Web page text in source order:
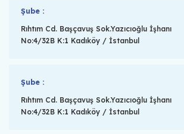
Şube :
Rıhtım Cd. Başçavuş Sok.Yazıcıoğlu İşhanı
No:4/32B K:1 Kadıköy / İstanbul
Şube :
Rıhtım Cd. Başçavuş Sok.Yazıcıoğlu İşhanı
No:4/32B K:1 Kadıköy / İstanbul